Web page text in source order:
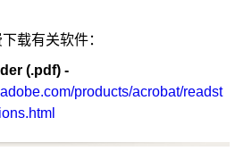
载有关软件：
(.pdf) -
products/acrobat/readst